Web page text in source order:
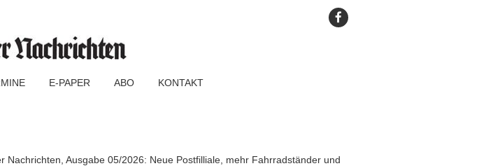
E-PAPER ABO KONTAKT
Nachrichten, Ausgabe 05/2026: Neue Postfilliale, mehr Fahrradständer und